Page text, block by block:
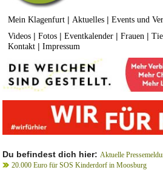
Mein Klagenfurt | Aktuelles |Events und
Videos |Fotos |Eventkalender |Frauen |
Kontakt |Impressum
Du befindest dich hier: Aktuelle
20.000 Euro für SOS Kinderdorf in Moosburg